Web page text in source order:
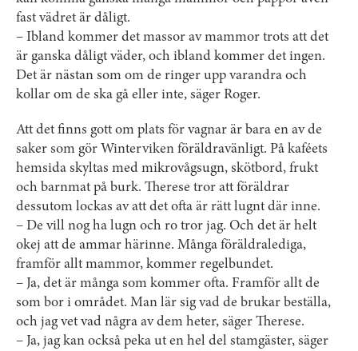
fast vädret är dåligt.
– Ibland kommer det massor av mammor trots att det
är ganska dåligt väder, och ibland kommer det ingen.
Det är nästan som om de ringer upp varandra och
kollar om de ska gå eller inte, säger Roger.
Att det finns gott om plats för vagnar är bara en av de
saker som gör Winterviken föräldravänligt. På kaféets
hemsida skyltas med mikrovågsugn, skötbord, frukt
och barnmat på burk. Therese tror att föräldrar
dessutom lockas av att det ofta är rätt lugnt där inne.
– De vill nog ha lugn och ro tror jag. Och det är helt
okej att de ammar härinne. Många föräldralediga,
framför allt mammor, kommer regelbundet.
– Ja, det är många som kommer ofta. Framför allt de
som bor i området. Man lär sig vad de brukar beställa,
och jag vet vad några av dem heter, säger Therese.
– Ja, jag kan också peka ut en hel del stamgäster, säger